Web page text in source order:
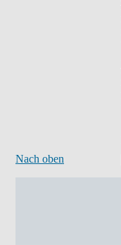
Nach oben